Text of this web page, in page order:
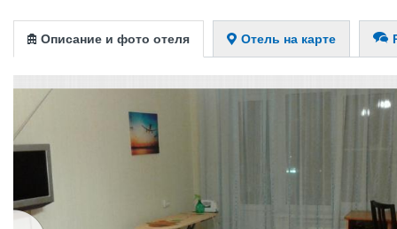
Описание и фото отеля Отель на карте